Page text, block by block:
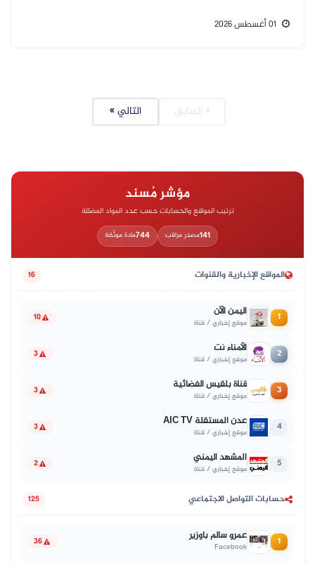
« السابق التالي »
مؤشر مُسند
ترتيب المواقع والحسابات حسب عدد المواد المضللة
141مصدر مراقب 744مادة موثّقة
المواقع الإخبارية والقنوات 16
1 اليمن الآن
موقع إخباري / قناة 10
2 الأمناء نت
موقع إخباري / قناة 3
3 قناة بلقيس الفضائية
موقع إخباري / قناة 3
4 عدن المستقلة AIC TV
موقع إخباري / قناة 3
5 المشهد اليمني
موقع إخباري / قناة 2
حسابات التواصل الاجتماعي 125
1 عمرو سالم باوزير
Facebook
36